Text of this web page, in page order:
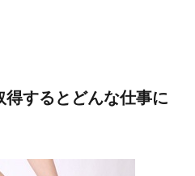
するとどんな仕事に